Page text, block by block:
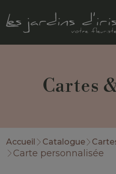
Cartes
Accueil Catalogue
Carte personnalisée